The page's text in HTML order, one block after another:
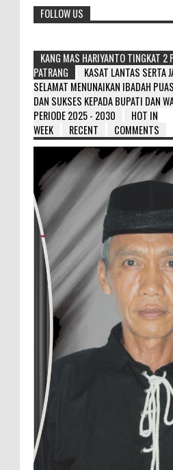
FOLLOW US
KANG MAS HARIYANTO TINGKAT 2
PATRANG
KASAT LANTAS SERTA
SELAMAT MENUNAIKAN IBADAH
DAN SUKSES KEPADA BUPATI DAN
PERIODE 2025 - 2030
HOT IN
WEEK
RECENT COMMENTS